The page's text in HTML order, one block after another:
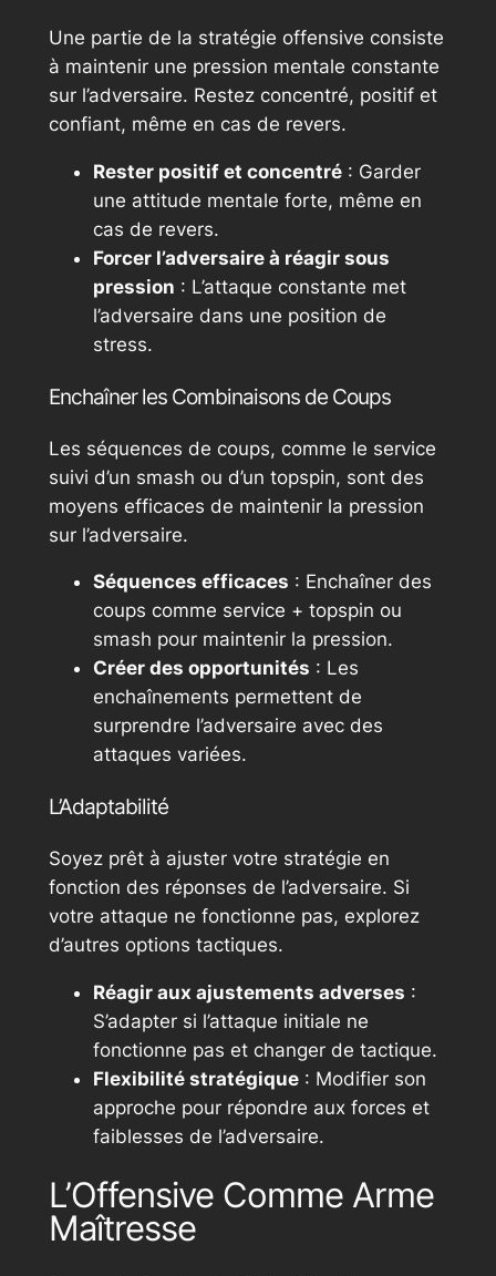
Une partie de la stratégie offensive consiste
à maintenir une pression mentale constante
sur l’adversaire. Restez concentré, positif et
confiant, même en cas de revers.
Rester positif et concentré: Garder
une attitude mentale forte, même en
cas de revers.
Forcer l’adversaire à réagir sous
pression : L’attaque constante met
l’adversaire dans une position de
stress.
Enchaîner les Combinaisons de Coups
Les séquences de coups, comme le service
suivi d’un smash ou d’un topspin, sont des
moyens efficaces de maintenir la pression
sur l’adversaire.
Séquences efficaces : Enchaîner des
coups comme service + topspin ou
smash pour maintenir la pression.
Créer des opportunités : Les
enchaînements permettent de
surprendre l’adversaire avec des
attaques variées.
L’Adaptabilité
Soyez prêt à ajuster votre stratégie en
fonction des réponses de l’adversaire. Si
votre attaque ne fonctionne pas, explorez
d’autres options tactiques.
Réagir aux ajustements adverses :
S’adapter si l’attaque initiale ne
fonctionne pas et changer de tactique.
Flexibilité stratégique: Modifier son
approche pour répondre aux forces et
faiblesses de l’adversaire.
L’Offensive Comme Arme
Maîtresse